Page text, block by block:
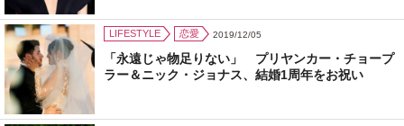
LIFESTYLE 恋愛 2019/12/05
「永遠じゃ物足りない」 プリヤンカー・チョープ
ラー＆ニック・ジョナス、結婚1周年をお祝い